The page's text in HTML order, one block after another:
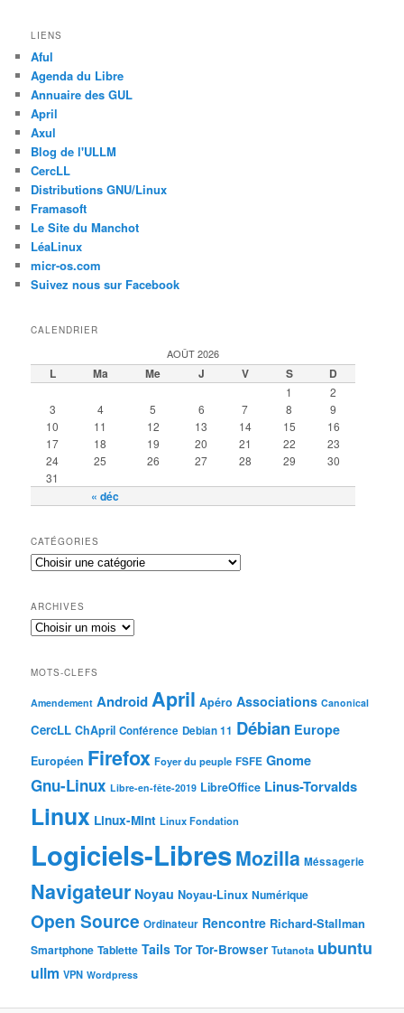
LIENS
Aful
Agenda du Libre
Annuaire des GUL
April
Axul
Blog de l'ULLM
CercLL
Distributions GNU/Linux
Framasoft
Le Site du Manchot
LéaLinux
micr-os.com
Suivez nous sur Facebook
CALENDRIER
AOÛT 2026
L Ma Me J V S D
« déc
1
2
3
4 5 6 7 8
9
10
11 12 13 14 15
16
17
18 19 20 21 22
23
24
25 26 27 28 29
30
31
CATÉGORIES
ARCHIVES
MOTS-CLEFS
Amendement AndroidApril Apéro Associations Canonical
CercLL ChApril Conférence Debian 11 Débian Europe
Européen Firefox Foyer du peuple FSFE Gnome
Gnu-Linux Libre-en-fête-2019 LibreOffice Linus-Torvalds
Linux Linux-Mint Linux Fondation
Logiciels-LibresMozilla Méssagerie
Navigateur Noyau Noyau-Linux Numérique
Open Source Ordinateur Rencontre Richard-Stallman
Smartphone Tablette Tails Tor Tor-Browser Tutanota ubuntu
ullm VPN Wordpress